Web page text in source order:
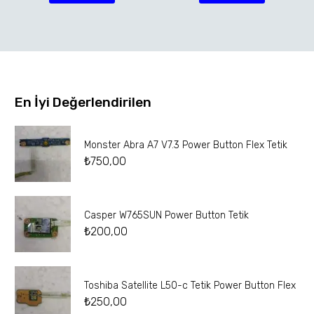
En İyi Değerlendirilen
Monster Abra A7 V7.3 Power Button Flex Tetik
₺750,00
Casper W765SUN Power Button Tetik
₺200,00
Toshiba Satellite L50-c Tetik Power Button Flex
₺250,00